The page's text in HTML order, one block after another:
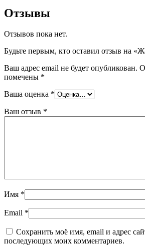
Отзывы
Отзывов пока нет.
Будьте первым, кто оставил отзыв на
Ваш адрес email не будет опубликован.
помечены *
Ваша оценка *
Ваш отзыв *
Имя *
Email *
Сохранить моё имя, email и адрес
последующих моих комментариев.